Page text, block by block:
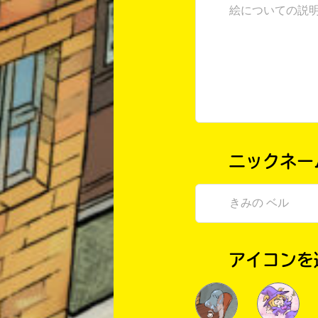
ニックネー
アイコンを